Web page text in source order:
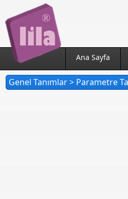
Ana Sayfa
Genel Tanımlar > Parametre